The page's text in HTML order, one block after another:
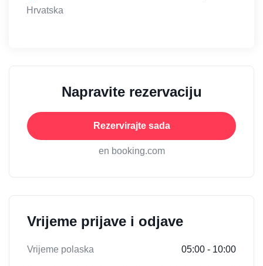
Hrvatska
Napravite rezervaciju
Rezervirajte sada
en booking.com
Vrijeme prijave i odjave
Vrijeme polaska 05:00 - 10:00